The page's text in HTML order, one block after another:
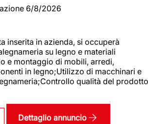
6/8/2026
inserita in azienda, si occuperà
su legno e materiali
e montaggio di mobili, arredi,
in legno;Utilizzo di macchinari e
qualità del prodotto
Dettaglio annuncio